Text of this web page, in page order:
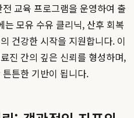
교육 프로그램을 운영하여 출
는 모유 수유 클리닉, 산후 회복
건강한 시작을 지원합니다. 이
진 간의 깊은 신뢰를 형성하며,
튼튼한 기반이 됩니다.